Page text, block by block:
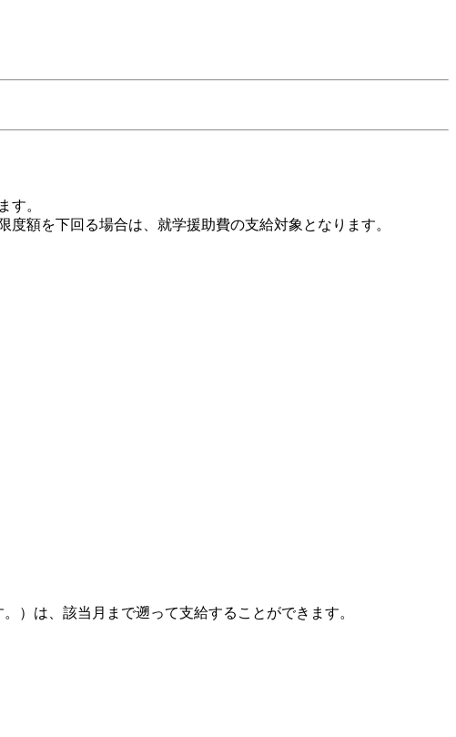
す。
額を下回る場合は、就学援助費の支給対象となります。
）は、該当月まで遡って支給することができます。